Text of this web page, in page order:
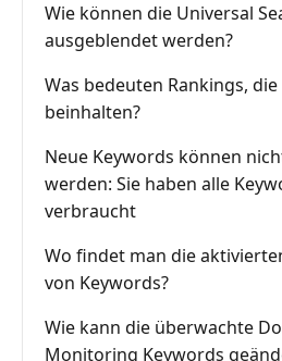
Wie können die Universal
ausgeblendet werden?
Was bedeuten Rankings,
beinhalten?
Neue Keywords können
werden: Sie haben alle
verbraucht
Wo findet man die
von Keywords?
Wie kann die überwachte
Monitoring Keywords